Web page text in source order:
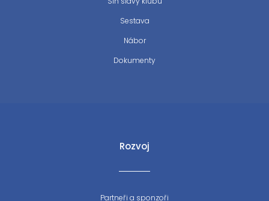
Sestava
Nábor
Dokumenty
Rozvoj
Partneři a sponzoři